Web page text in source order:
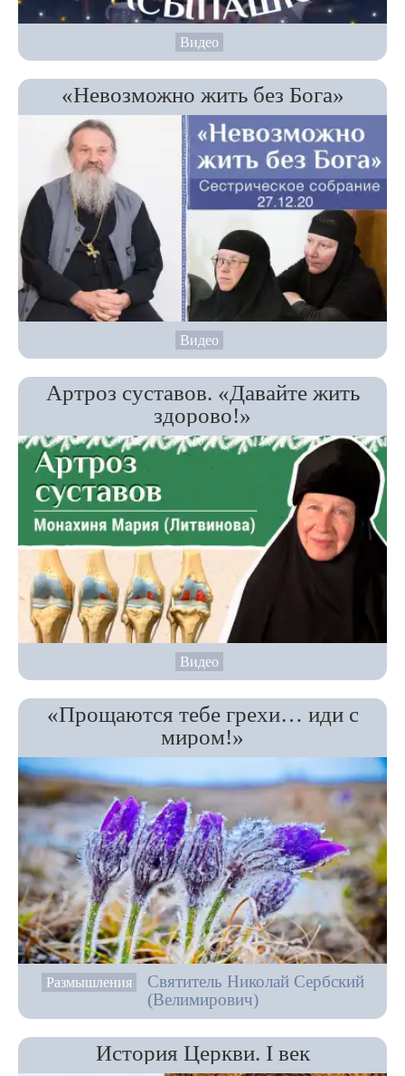
Видео
«Невозможно жить без Бога»
Видео
Артроз суставов. «Давайте жить
здорово!»
Видео
«Прощаются тебе грехи… иди с
миром!»
Размышления
Святитель Николай Сербский
(Велимирович)
История Церкви. I век